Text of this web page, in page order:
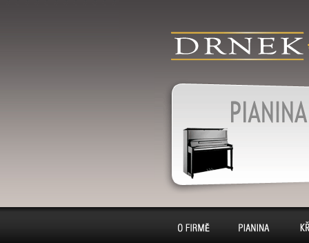
klavír, klavíry,
pianino,
výkup,
O firmě Pianina